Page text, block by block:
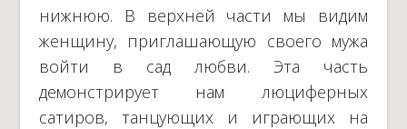
нижнюю. В верхней части мы видим
женщину, приглашающую своего мужа
войти в сад любви. Эта часть
демонстрирует нам люциферных
сатиров, танцующих и играющих на